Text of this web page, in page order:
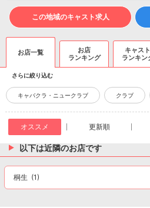
この地域のキャスト求人
お店一覧
お店
ランキング
キャスト
ランキン
さらに絞り込む
キャバクラ・ニュークラブ クラブ
オススメ 更新順
以下は近隣のお店です
桐生 (1)